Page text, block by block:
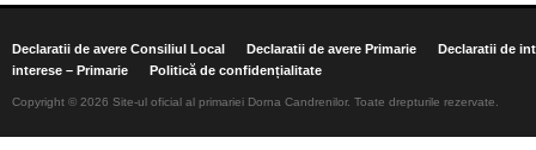
Declaratii de avere Consiliul Local Declaratii de avere Primarie
Declaratii de
interese – Primarie
Politică de confidențialitate
Copyright © 2026 Site-ul oficial al primariei Dorna Candrenilor. Toate drepturile rezervate.